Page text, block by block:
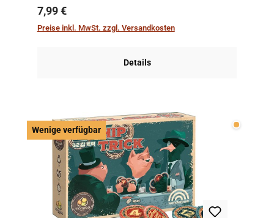
kniffliger als gedacht, denn die Differenz
zwischen ausgespielter Karte und der
Regulärer Preis:
7,99 €
Preise inkl. MwSt. zzgl. Versandkosten
Details
Wenige verfügbar Wenige